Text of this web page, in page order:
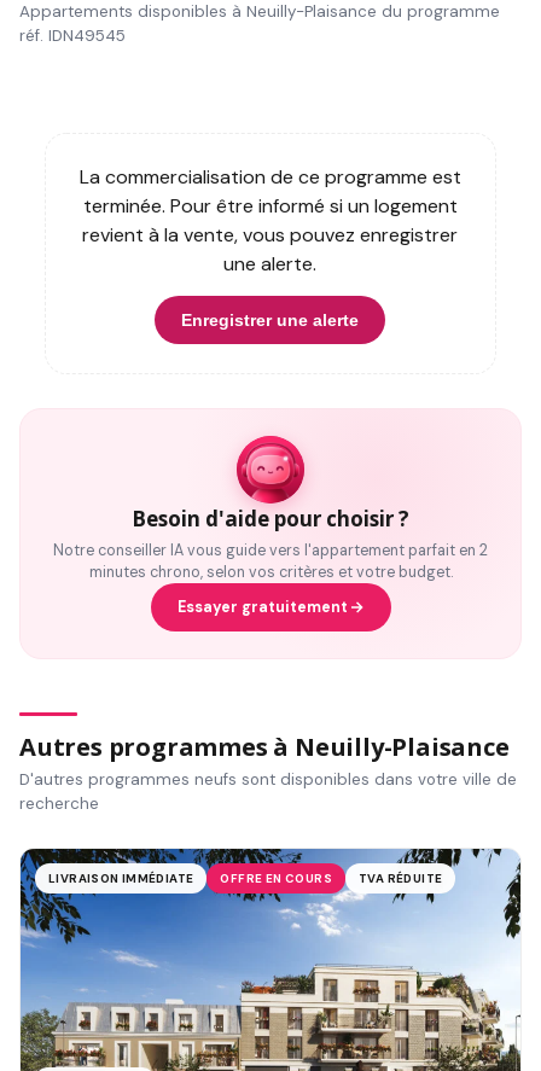
Appartements disponibles à Neuilly-Plaisance du programme
réf. IDN49545
La commercialisation de ce programme est
terminée. Pour être informé si un logement
revient à la vente, vous pouvez enregistrer
une alerte.
Enregistrer une alerte
Besoin d'aide pour choisir ?
Notre conseiller IA vous guide vers l'appartement parfait en 2
minutes chrono, selon vos critères et votre budget.
Essayer gratuitement
Autres programmes à Neuilly-Plaisance
D'autres programmes neufs sont disponibles dans votre ville de
recherche
LIVRAISON IMMÉDIATE OFFRE EN COURS TVA RÉDUITE